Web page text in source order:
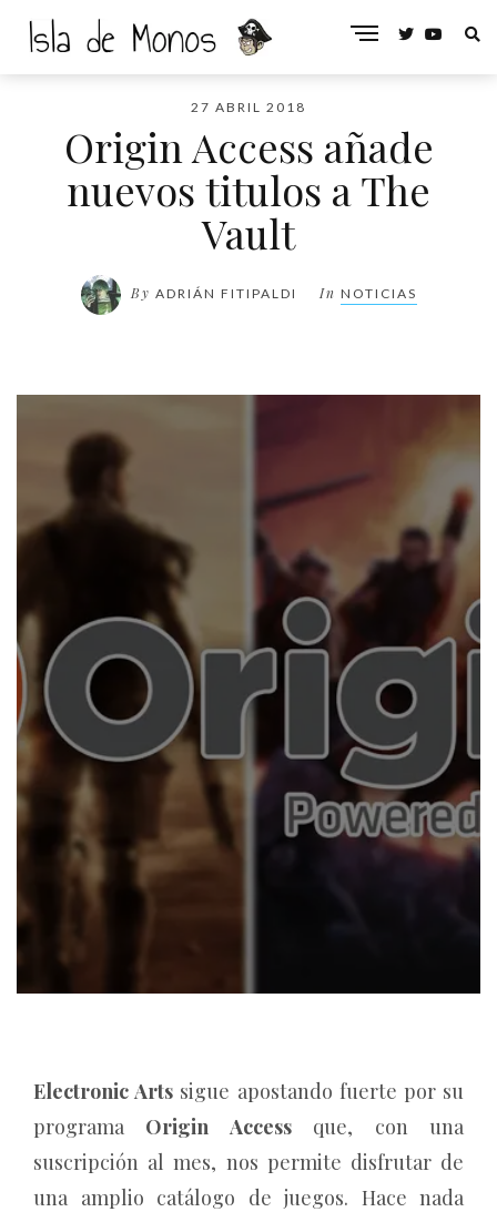
27 ABRIL 2018
Origin Access añade
nuevos titulos a The
Vault
By ADRIÁN FITIPALDI In NOTICIAS
Electronic Arts sigue apostando fuerte por su
programa Origin Accessque, con una
suscripción al mes, nos permite disfrutar de
una amplio catálogo de juegos. Hace nada